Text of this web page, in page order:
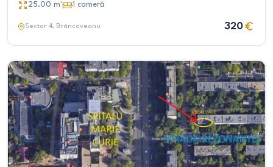
25.00 m² 1 cameră
Sector 4, Brâncoveanu 320